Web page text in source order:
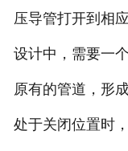
压导管打开到相
设计中，需要一
原有的管道，形
处于关闭位置时